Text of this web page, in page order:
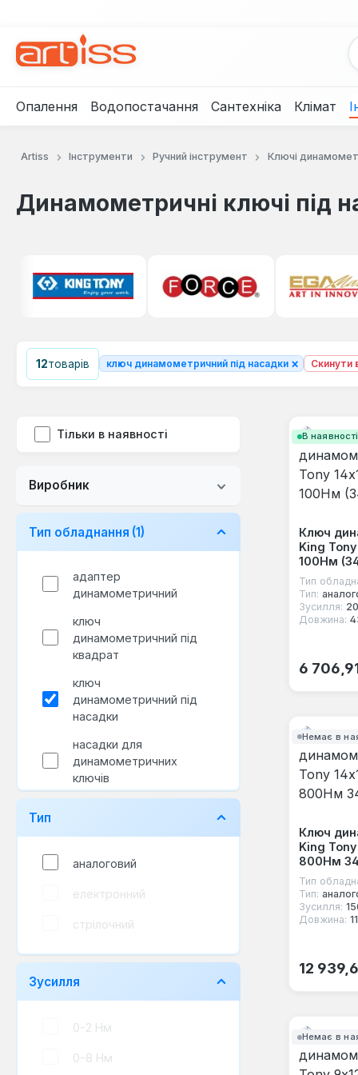
Опалення Водопостачання Сантехніка Клімат
Artiss Інструменти Ручний інструмент Ключі
Динамометричні ключі під
12товарів ключ динамометричний під насадки × Скинути
Тільки в наявності
Виробник
Тип обладнання (1)
адаптер
динамометричний
ключ
динамометричний під
квадрат
ключ
динамометричний під
насадки
насадки для
динамометричних
ключів
Тип
аналоговий
електронний
стрілочний
Зусилля
0-2 Нм
0-8 Нм
В наявності
Ключ
King
100Нм
Тип
Тип:
Зусилля:
Довжина:
6
Немає в
Ключ
King
800Нм
Тип
Тип:
Зусилля:
Довжина:
12
Немає в